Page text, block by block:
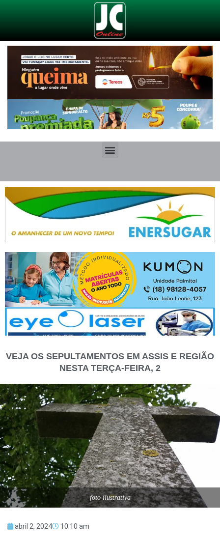
VEJA OS SEPULTAMENTOS EM ASSIS E REGIÃO
NESTA TERÇA-FEIRA, 2
foto ilustrativa
abril 2, 2024 10:10 am